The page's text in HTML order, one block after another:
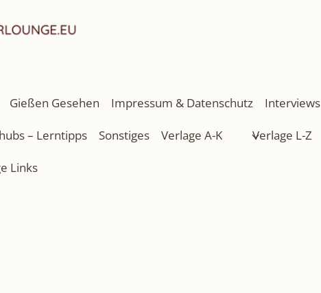
Gießen Gesehen Impressum & Datenschutz Interviews
– Lerntipps Sonstiges Verlage A-K Verlage L-Z
Links